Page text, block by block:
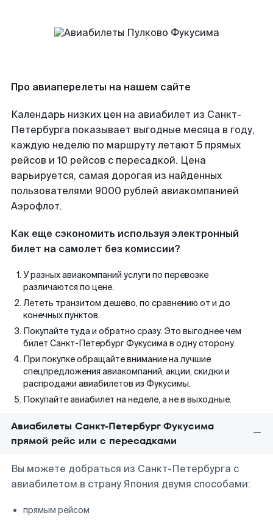
Про авиаперелеты на нашем сайте
Календарь низких цен на авиабилет из Санкт-
Петербурга показывает выгодные месяца в году,
каждую неделю по маршруту летают 5 прямых
рейсов и 10 рейсов с пересадкой. Цена
варьируется, самая дорогая из найденных
пользователями 9000 рублей авиакомпанией
Аэрофлот.
Как еще сэкономить используя электронный
билет на самолет без комиссии?
У разных авиакомпаний услуги по перевозке
различаются по цене.
Лететь транзитом дешево, по сравнению от и до
конечных пунктов.
Покупайте туда и обратно сразу. Это выгоднее чем
билет Санкт-Петербург Фукусима в одну сторону.
При покупке обращайте внимание на лучшие
спецпредложения авиакомпаний, акции, скидки и
распродажи авиабилетов из Фукусимы.
Покупайте авиабилет на неделе, а не в выходные.
Авиабилеты Санкт-Петербург Фукусима
прямой рейс или с пересадками
Вы можете добраться из Санкт-Петербурга с
авиабилетом в страну Япония двумя способами:
прямым рейсом